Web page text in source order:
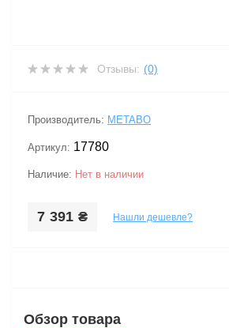
‹ Отзывы: (0)
Производитель: METABO
Артикул: 17780
Наличие: Нет в наличии
7 391 ₴ Нашли дешевле?
Обзор товара